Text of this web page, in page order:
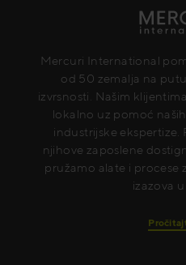
Mercuri International
od 50 zemalja na
izvrsnosti. Našim
lokalno uz pomoć
industrijske ekspertize.
njihove zaposlene
pružamo alate i procese
izazova